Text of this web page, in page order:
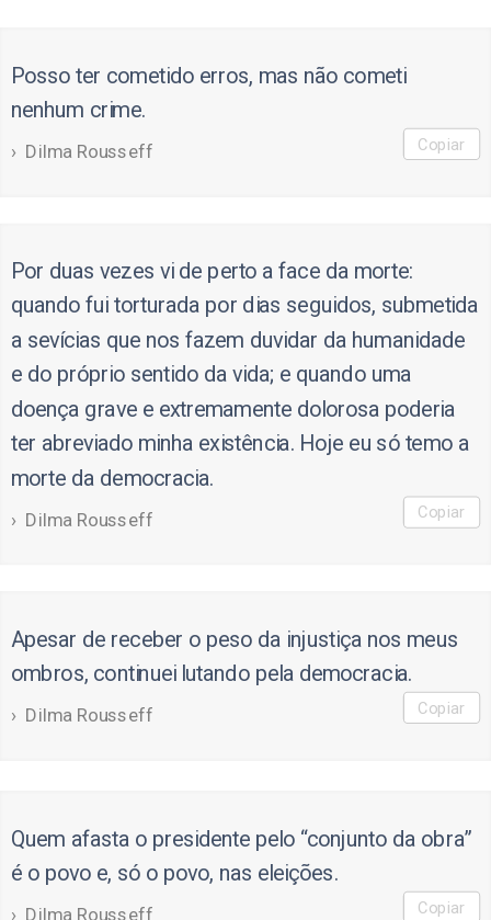
Posso ter cometido erros, mas não cometi
nenhum crime.
Dilma Rousseff Copiar
Por duas vezes vi de perto a face da morte:
quando fui torturada por dias seguidos, submetida
a sevícias que nos fazem duvidar da humanidade
e do próprio sentido da vida; e quando uma
doença grave e extremamente dolorosa poderia
ter abreviado minha existência. Hoje eu só temo a
morte da democracia.
Dilma Rousseff Copiar
Apesar de receber o peso da injustiça nos meus
ombros, continuei lutando pela democracia.
Dilma Rousseff Copiar
Quem afasta o presidente pelo “conjunto da obra”
é o povo e, só o povo, nas eleições.
Dilma Rousseff Copiar